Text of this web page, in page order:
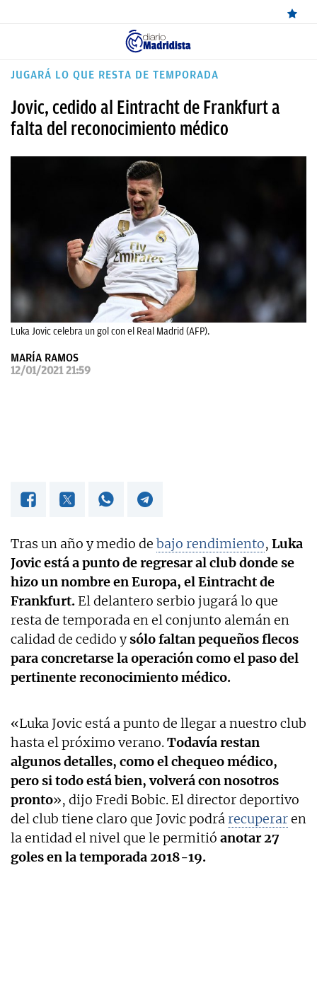
ÚLTIMAS
REAL
PAPARAZZI
OKDIARIO
JUGARÁ LO QUE RESTA DE TEMPORADA
Jovic, cedido al Eintracht de Frankfurt a
falta del reconocimiento médico
Luka Jovic celebra un gol con el Real Madrid (AFP).
MARÍA RAMOS
12/01/2021 21:59
Tras un año y medio de bajo rendimiento, Luka
Jovic está a punto de regresar al club donde se
hizo un nombre en Europa, el Eintracht de
Frankfurt. El delantero serbio jugará lo que
resta de temporada en el conjunto alemán en
calidad de cedido ysólo faltan pequeños flecos
para concretarse la operación como el paso del
pertinente reconocimiento médico.
«Luka Jovic está a punto de llegar a nuestro club
hasta el próximo verano.Todavía restan
algunos detalles, como el chequeo médico,
pero si todo está bien, volverá con nosotros
pronto», dijo Fredi Bobic. El director deportivo
del club tiene claro que Jovic podrá recuperaren
la entidad el nivel que le permitió anotar 27
goles en la temporada 2018-19.